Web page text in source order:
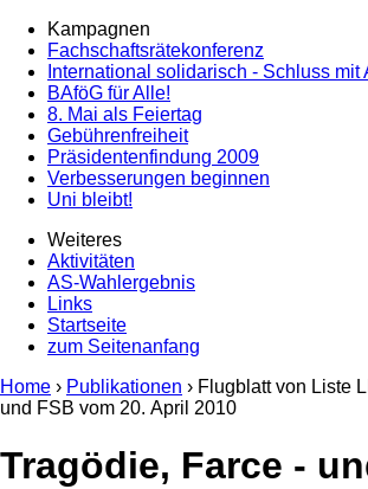
Kampagnen
Fachschaftsrätekonferenz
International solidarisch - Schluss mit
BAföG für Alle!
8. Mai als Feiertag
Gebührenfreiheit
Präsidentenfindung 2009
Verbesserungen beginnen
Uni bleibt!
Weiteres
Aktivitäten
AS-Wahlergebnis
Links
Startseite
zum Seitenanfang
Home › Publikationen › Flugblatt von Liste
und FSB vom 20. April 2010
Tragödie, Farce -